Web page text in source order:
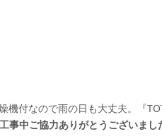
機付なので雨の日も大丈夫。『
事中ご協力ありがとうございまし